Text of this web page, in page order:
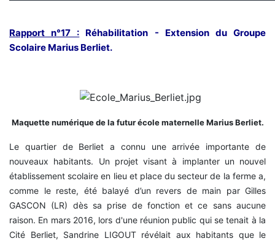
Rapport n°17 : Réhabilitation - Extension du Groupe
Scolaire Marius Berliet.
Maquette numérique de la futur école maternelle Marius Berliet.
Le quartier de Berliet a connu une arrivée importante de
nouveaux habitants. Un projet visant à implanter un nouvel
établissement scolaire en lieu et place du secteur de la ferme a,
comme le reste, été balayé d’un revers de main par Gilles
GASCON (LR) dès sa prise de fonction et ce sans aucune
raison. En mars 2016, lors d'une réunion public qui se tenait à la
Cité Berliet, Sandrine LIGOUT révélait aux habitants que le